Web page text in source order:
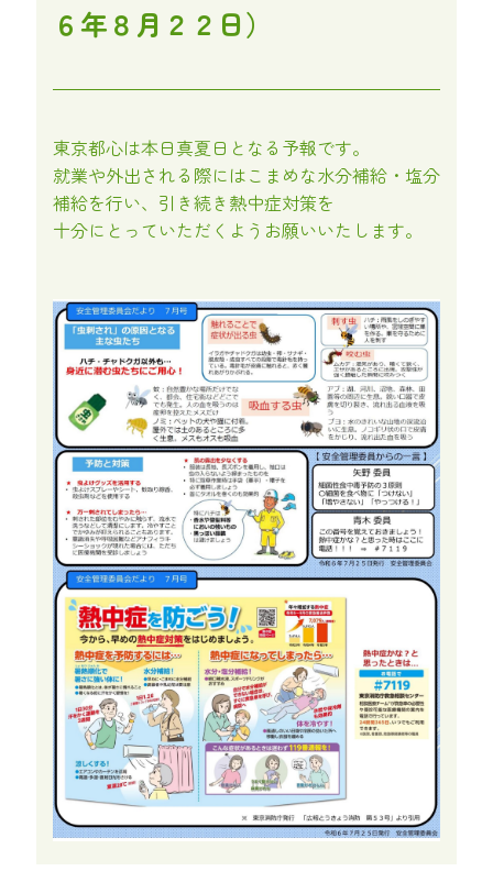
６年８月２２日）
東京都心は本日真夏日となる予報です。
就業や外出される際にはこまめな水分補給・塩分
補給を行い、引き続き熱中症対策を
十分にとっていただくようお願いいたします。